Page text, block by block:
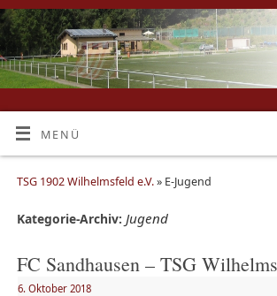
MENÜ
TSG 1902 Wilhelmsfeld e.V.» E-Jugend
Kategorie-Archiv: Jugend
FC Sandhausen – TSG
6. Oktober 2018